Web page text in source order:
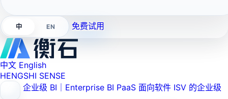
中 EN 免费试用
中文 English
HENGSHI SENSE
企业级 BI｜Enterprise BI PaaS 面向软件 ISV 的企业级